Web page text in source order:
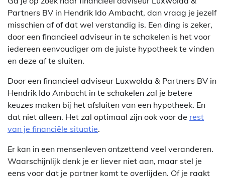
Partners BV in Hendrik Ido Ambacht, dan vraag je jezelf
misschien af of dat wel verstandig is. Een ding is zeker,
door een financieel adviseur in te schakelen is het voor
iedereen eenvoudiger om de juiste hypotheek te vinden
en deze af te sluiten.
Door een financieel adviseur Luxwolda & Partners BV in
Hendrik Ido Ambacht in te schakelen zal je betere
keuzes maken bij het afsluiten van een hypotheek. En
dat niet alleen. Het zal optimaal zijn ook voor de rest
van je financiële situatie.
Er kan in een mensenleven ontzettend veel veranderen.
Waarschijnlijk denk je er liever niet aan, maar stel je
eens voor dat je partner komt te overlijden. Of je raakt